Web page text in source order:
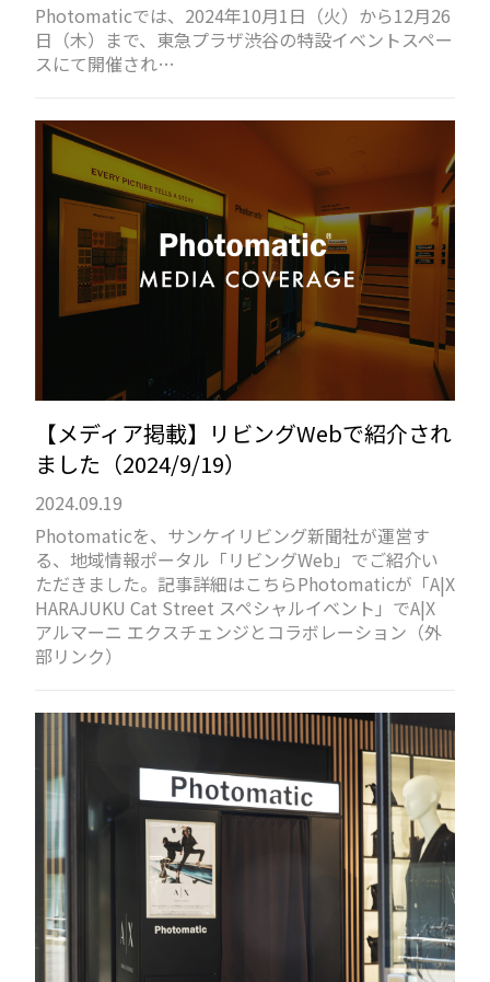
Photomaticでは、2024年10月1日（火）から12月26
日（木）まで、東急プラザ渋谷の特設イベントスペー
スにて開催され…
【メディア掲載】リビングWebで紹介され
ました（2024/9/19）
2024.09.19
Photomaticを、サンケイリビング新聞社が運営す
る、地域情報ポータル「リビングWeb」でご紹介い
ただきました。記事詳細はこちらPhotomaticが「A|X
HARAJUKU Cat Street スペシャルイベント」でA|X
アルマーニ エクスチェンジとコラボレーション（外
部リンク）